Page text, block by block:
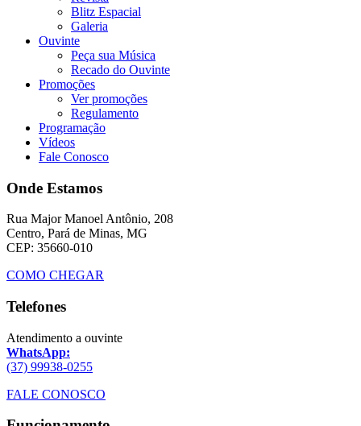
Blitz Espacial
Galeria
Ouvinte
Peça sua Música
Recado do Ouvinte
Promoções
Ver promoções
Regulamento
Programação
Vídeos
Fale Conosco
Onde Estamos
Rua Major Manoel Antônio, 208
Centro, Pará de Minas, MG
CEP: 35660-010
COMO CHEGAR
Telefones
Atendimento a ouvinte
WhatsApp:
(37) 99938-0255
FALE CONOSCO